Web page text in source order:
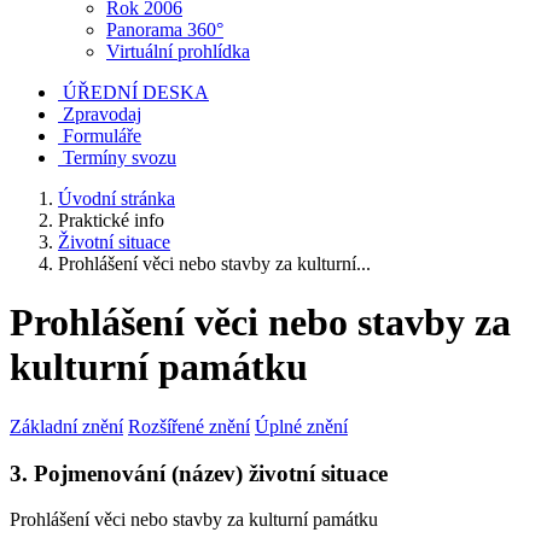
Rok 2006
Panorama 360°
Virtuální prohlídka
ÚŘEDNÍ DESKA
Zpravodaj
Formuláře
Termíny svozu
Úvodní stránka
Praktické info
Životní situace
Prohlášení věci nebo stavby za kulturní...
Prohlášení věci nebo stavby za
kulturní památku
Základní znění Rozšířené znění Úplné znění
3. Pojmenování (název) životní situace
Prohlášení věci nebo stavby za kulturní památku